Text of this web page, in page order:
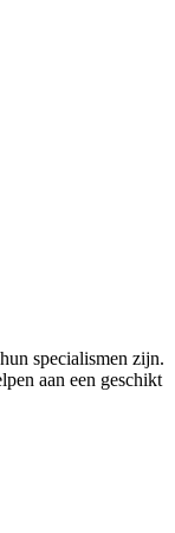
specialismen zijn.
aan een geschikt